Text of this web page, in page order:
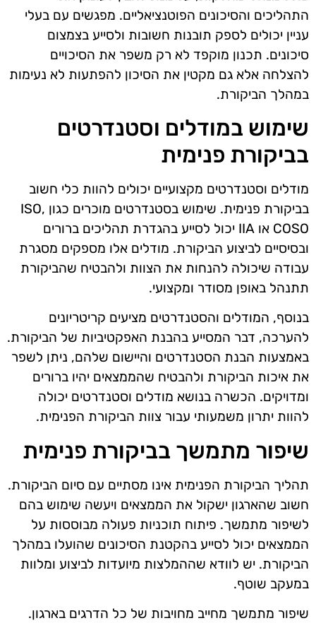
התהליכים והסיכונים הפוטנציאליים. מפגשים עם בעלי
עניין יכולים לספק תובנות חשובות ולסייע בצמצום
סיכונים. תכנון מוקפד לא רק משפר את הסיכויים
להצלחה אלא גם מקטין את הסיכון להפתעות לא נעימות
במהלך הביקורת.
שימוש במודלים וסטנדרטים
בביקורת פנימית
מודלים וסטנדרטים מקצועיים יכולים להוות כלי חשוב
בביקורת פנימית. שימוש בסטנדרטים מוכרים כגון ISO,
COSO או IIA יכול לסייע בהגדרת תהליכים ברורים
ובסיסיים לביצוע הביקורת. מודלים אלו מספקים מסגרת
עבודה שיכולה להנחות את הצוות ולהבטיח שהביקורת
תתנהל באופן מסודר ומקצועי.
בנוסף, המודלים והסטנדרטים מציעים קריטריונים
להערכה, דבר המסייע בהבנת האפקטיביות של הביקורת.
באמצעות הבנת הסטנדרטים והיישום שלהם, ניתן לשפר
את איכות הביקורת ולהבטיח שהממצאים יהיו ברורים
ומדויקים. הכשרה בנושא מודלים וסטנדרטים יכולה
להוות יתרון משמעותי עבור צוות הביקורת הפנימית.
שיפור מתמשך בביקורת פנימית
תהליך הביקורת הפנימית אינו מסתיים עם סיום הביקורת.
חשוב שהארגון ישקול את הממצאים ויעשה שימוש בהם
לשיפור מתמשך. פיתוח תוכניות פעולה מבוססות על
הממצאים יכול לסייע בהקטנת הסיכונים שהועלו במהלך
הביקורת. יש לוודא שההמלצות מיועדות לביצוע ומלוות
במעקב שוטף.
שיפור מתמשך מחייב מחויבות של כל הדרגים בארגון.